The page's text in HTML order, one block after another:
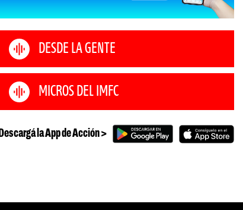
DESDE LA GENTE
MICROS DEL IMFC
Descargá la App de Acción >